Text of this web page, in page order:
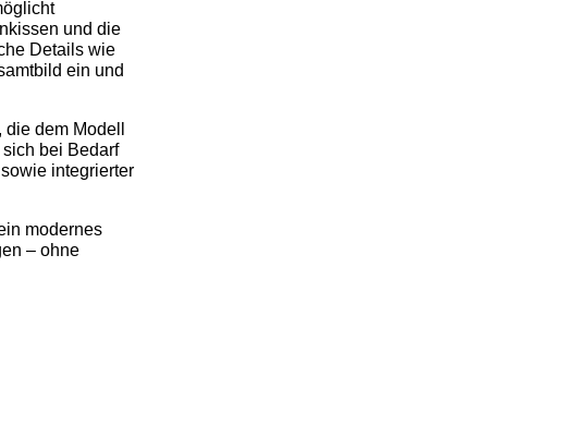
und die
Details wie
ein und
dem Modell
bei Bedarf
integrierter
modernes
– ohne